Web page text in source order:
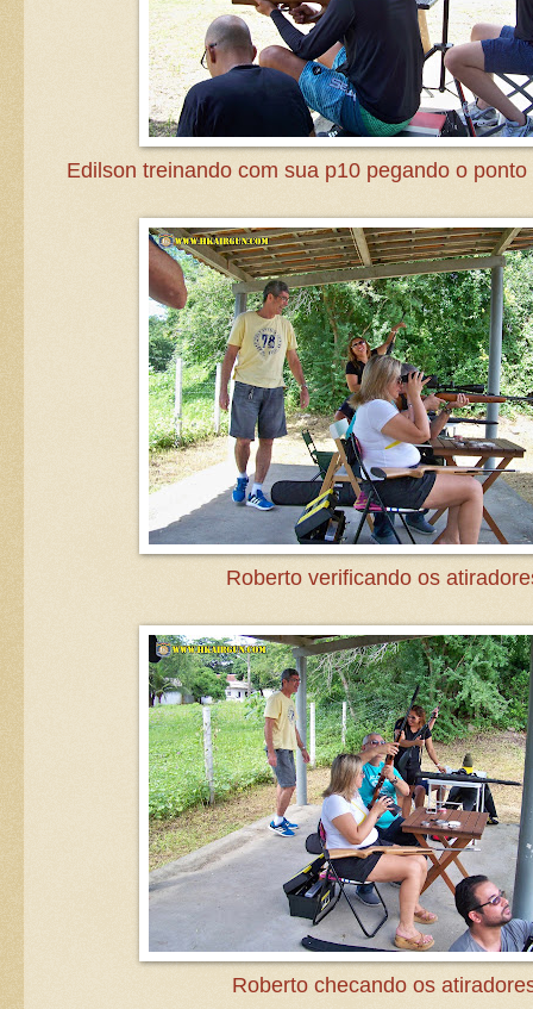
Edilson treinando com sua p10 pegando o
Roberto verificando os
Roberto checando os